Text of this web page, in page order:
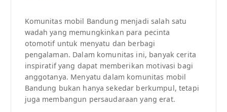
Komunitas mobil Bandung menjadi salah satu
wadah yang memungkinkan para pecinta
otomotif untuk menyatu dan berbagi
pengalaman. Dalam komunitas ini, banyak cerita
inspiratif yang dapat memberikan motivasi bagi
anggotanya. Menyatu dalam komunitas mobil
Bandung bukan hanya sekedar berkumpul, tetapi
juga membangun persaudaraan yang erat.